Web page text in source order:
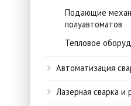
Подающие
полуавтоматов
Тепловое
Автоматизация
Лазерная сварка и